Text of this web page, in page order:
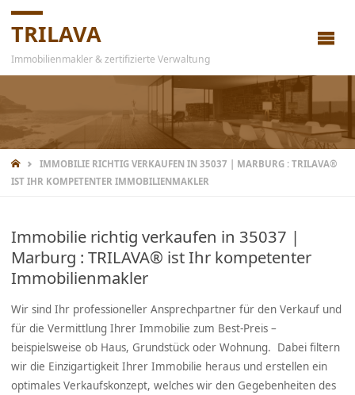
TRILAVA
Immobilienmakler & zertifizierte Verwaltung
IMMOBILIE RICHTIG VERKAUFEN IN 35037 | MARBURG : TRILAVA®
IST IHR KOMPETENTER IMMOBILIENMAKLER
Immobilie richtig verkaufen in 35037 |
Marburg : TRILAVA® ist Ihr kompetenter
Immobilienmakler
Wir sind Ihr professioneller Ansprechpartner für den Verkauf und
für die Vermittlung Ihrer Immobilie zum Best-Preis –
beispielsweise ob Haus, Grundstück oder Wohnung. Dabei filtern
wir die Einzigartigkeit Ihrer Immobilie heraus und erstellen ein
optimales Verkaufskonzept, welches wir den Gegebenheiten des